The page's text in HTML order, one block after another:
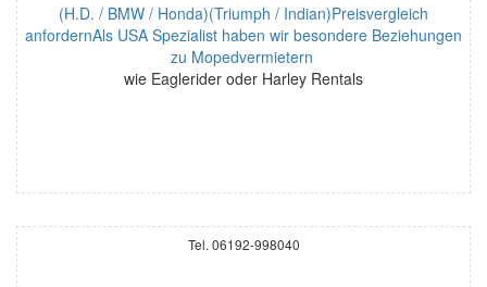
(H.D. / BMW / Honda)(Triumph / Indian)Preisvergleich
anfordernAls USA Spezialist haben wir besondere Beziehungen
zu Mopedvermietern
wie Eaglerider oder Harley Rentals
Tel. 06192-998040